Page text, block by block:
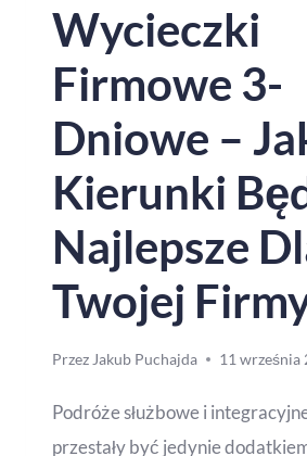
Wycieczki
Firmowe 3-
Dniowe –
Kierunki
Najlepsze
Twojej
Przez Jakub Puchajda 11 września
Podróże służbowe i
przestały być jedynie